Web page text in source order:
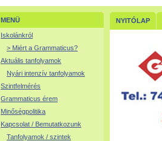
MENÜ
Iskolánkról
> Miért a Grammaticus?
Aktuális tanfolyamok
Nyári intenzív tanfolyamok
Szintfelmérés
Grammaticus érem
Minőségpolitika
Kapcsolat / Bemutatkozunk
Tanfolyamok / szintek
NYITÓLAP